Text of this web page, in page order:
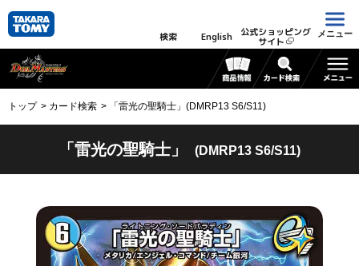
検索 English 公式ショッピング
サイト
メニュー
トップ カード検索 「雷光の聖騎士」(DMRP13 S6/S11)
「雷光の聖騎士」 (DMRP13 S6/S11)